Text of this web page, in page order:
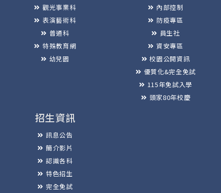
觀光事業科
表演藝術科
普通科
特殊教育網
幼兒園
內部控制
防疫專區
員生社
資安專區
校園公開資訊
優質化&完全免試
115年免試入學
頭家80年校慶
招生資訊
訊息公告
簡介影片
認識各科
特色招生
完全免試